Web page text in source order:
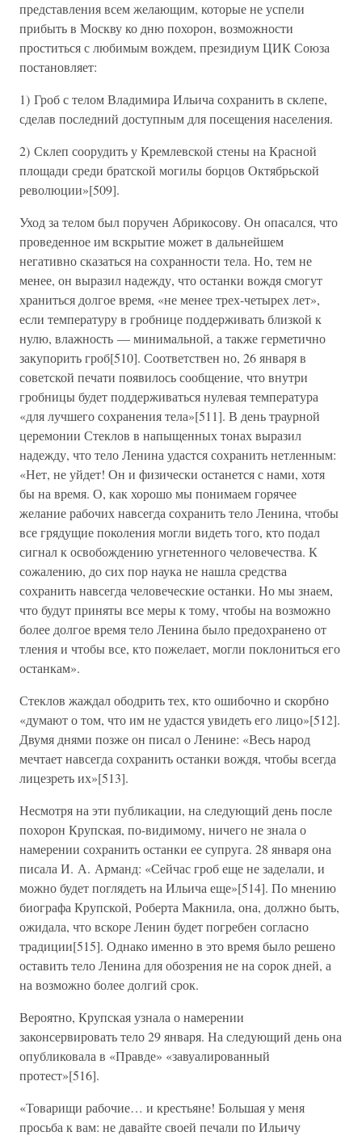
представления всем желающим, которые не успели
прибыть в Москву ко дню похорон, возможности
проститься с любимым вождем, президиум ЦИК Союза
постановляет:
1) Гроб с телом Владимира Ильича сохранить в склепе,
сделав последний доступным для посещения населения.
2) Склеп соорудить у Кремлевской стены на Красной
площади среди братской могилы борцов Октябрьской
революции»[509].
Уход за телом был поручен Абрикосову. Он опасался, что
проведенное им вскрытие может в дальнейшем
негативно сказаться на сохранности тела. Но, тем не
менее, он выразил надежду, что останки вождя смогут
храниться долгое время, «не менее трех-четырех лет»,
если температуру в гробнице поддерживать близкой к
нулю, влажность — минимальной, а также герметично
закупорить гроб[510]. Соответствен но, 26 января в
советской печати появилось сообщение, что внутри
гробницы будет поддерживаться нулевая температура
«для лучшего сохранения тела»[511]. В день траурной
церемонии Стеклов в напыщенных тонах выразил
надежду, что тело Ленина удастся сохранить нетленным:
«Нет, не уйдет! Он и физически останется с нами, хотя
бы на время. О, как хорошо мы понимаем горячее
желание рабочих навсегда сохранить тело Ленина, чтобы
все грядущие поколения могли видеть того, кто подал
сигнал к освобождению угнетенного человечества. К
сожалению, до сих пор наука не нашла средства
сохранить навсегда человеческие останки. Но мы знаем,
что будут приняты все меры к тому, чтобы на возможно
более долгое время тело Ленина было предохранено от
тления и чтобы все, кто пожелает, могли поклониться его
останкам».
Стеклов жаждал ободрить тех, кто ошибочно и скорбно
«думают о том, что им не удастся увидеть его лицо»[512].
Двумя днями позже он писал о Ленине: «Весь народ
мечтает навсегда сохранить останки вождя, чтобы всегда
лицезреть их»[513].
Несмотря на эти публикации, на следующий день после
похорон Крупская, по-видимому, ничего не знала о
намерении сохранить останки ее супруга. 28 января она
писала И. А. Арманд: «Сейчас гроб еще не заделали, и
можно будет поглядеть на Ильича еще»[514]. По мнению
биографа Крупской, Роберта Макнила, она, должно быть,
ожидала, что вскоре Ленин будет погребен согласно
традиции[515]. Однако именно в это время было решено
оставить тело Ленина для обозрения не на сорок дней, а
на возможно более долгий срок.
Вероятно, Крупская узнала о намерении
законсервировать тело 29 января. На следующий день она
опубликовала в «Правде» «завуалированный
протест»[516].
«Товарищи рабочие… и крестьяне! Большая у меня
просьба к вам: не давайте своей печали по Ильичу